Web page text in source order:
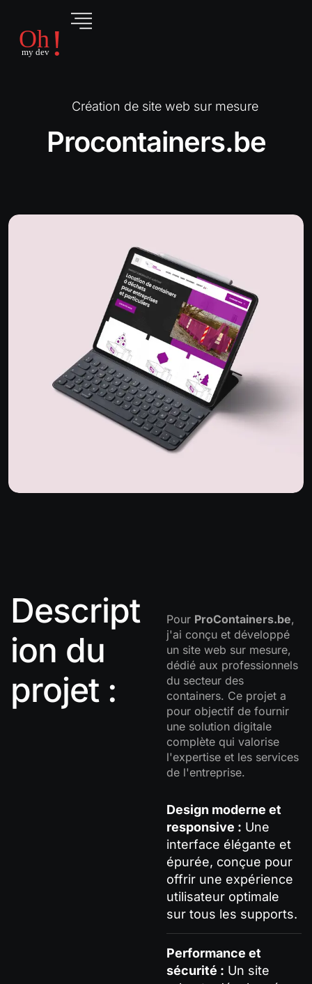
Création de site web sur mesure
Procontainers.be
Descript
ion du
projet :
Pour ProContainers.be,
j'ai conçu et développé
un site web sur mesure,
dédié aux professionnels
du secteur des
containers. Ce projet a
pour objectif de fournir
une solution digitale
complète qui valorise
l'expertise et les services
de l'entreprise.
Design moderne et
responsive : Une
interface élégante et
épurée, conçue pour
offrir une expérience
utilisateur optimale
sur tous les supports.
Performance et
sécurité : Un site